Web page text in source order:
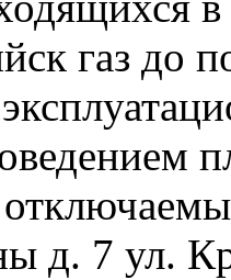
газ до
д. 7 ул.